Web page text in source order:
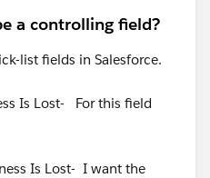
a controlling field?
list fields in Salesforce.
Is Lost- For this field
Is Lost- I want the